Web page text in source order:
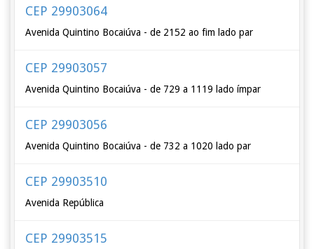
CEP 29903064
Avenida Quintino Bocaiúva - de 2152 ao fim lado par
CEP 29903057
Avenida Quintino Bocaiúva - de 729 a 1119 lado ímpar
CEP 29903056
Avenida Quintino Bocaiúva - de 732 a 1020 lado par
CEP 29903510
Avenida República
CEP 29903515